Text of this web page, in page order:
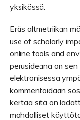
yksikössä.
Eräs altmetriikan
use of scholarly
online tools and
perusideana on
elektronisessa
kommentoidaan
kertaa sitä on
mahdolliset